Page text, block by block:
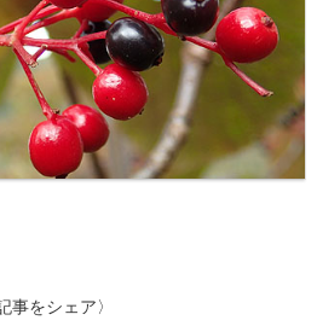
事をシェア〉